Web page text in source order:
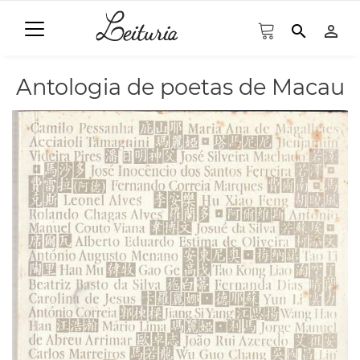
search person_outline
Antologia de poetas de Macau